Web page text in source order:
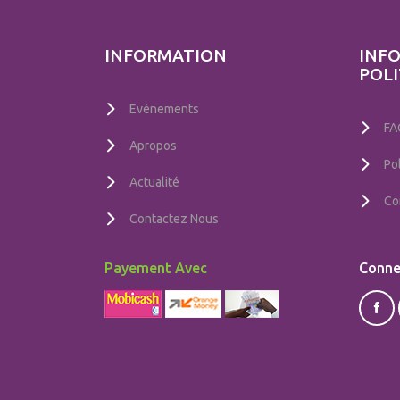
INFORMATION
Evènements
Apropos
Actualité
Contactez Nous
Payement Avec